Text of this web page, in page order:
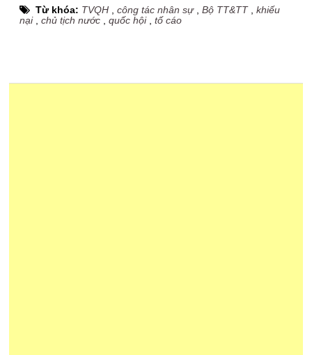
Từ khóa: TVQH ,công tác nhân sự,Bộ TT&TT,khiếu
nại,chủ tịch nước ,quốc hội,tố cáo